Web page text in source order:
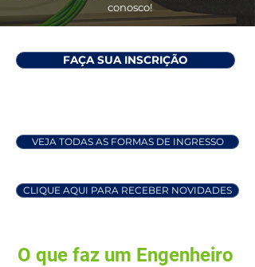
conosco!
FAÇA SUA INSCRIÇÃO
VEJA TODAS AS FORMAS DE INGRESSO
CLIQUE AQUI PARA RECEBER NOVIDADES
O que faz um Engenheiro